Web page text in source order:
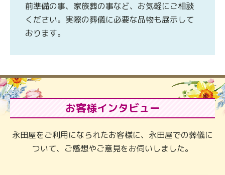
前準備の事、家族葬の事など、お気軽にご相談
ください。実際の葬儀に必要な品物も展示して
おります。
お客様インタビュー
永田屋をご利用になられたお客様に、永田屋での葬儀に
ついて、ご感想やご意見をお伺いしました。